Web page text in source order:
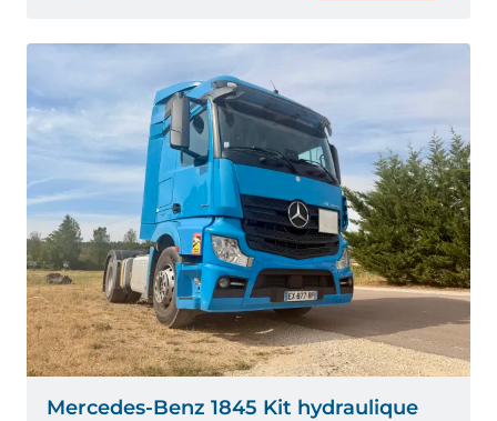
Mercedes-Benz 1845 Kit hydraulique